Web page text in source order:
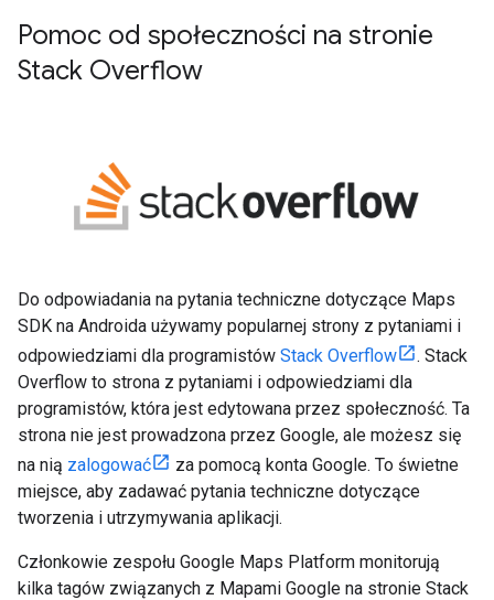
Pomoc od społeczności na stronie
Stack Overflow
Do odpowiadania na pytania techniczne dotyczące Maps
SDK na Androida używamy popularnej strony z pytaniami i
odpowiedziami dla programistów Stack Overflow
. Stack
Overflow to strona z pytaniami i odpowiedziami dla
programistów, która jest edytowana przez społeczność. Ta
strona nie jest prowadzona przez Google, ale możesz się
na nią zalogować
za pomocą konta Google. To świetne
miejsce, aby zadawać pytania techniczne dotyczące
tworzenia i utrzymywania aplikacji.
Członkowie zespołu Google Maps Platform monitorują
kilka tagów związanych z Mapami Google na stronie Stack